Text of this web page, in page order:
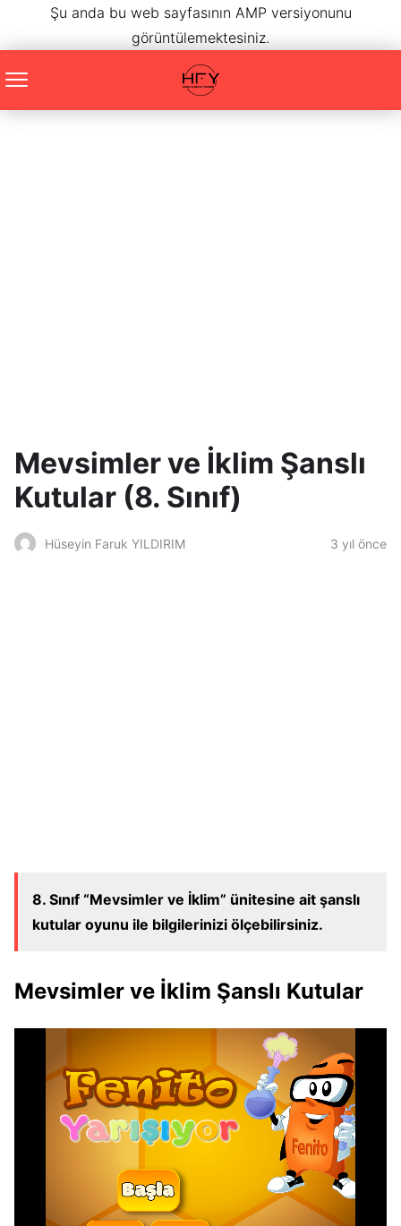
Şu anda bu web sayfasının AMP versiyonunu
görüntülemektesiniz.
Mevsimler ve İklim Şanslı
Kutular (8. Sınıf)
Hüseyin Faruk YILDIRIM 3 yıl önce
8. Sınıf “Mevsimler ve İklim” ünitesine ait şanslı
kutular oyunu ile bilgilerinizi ölçebilirsiniz.
Mevsimler ve İklim Şanslı Kutular